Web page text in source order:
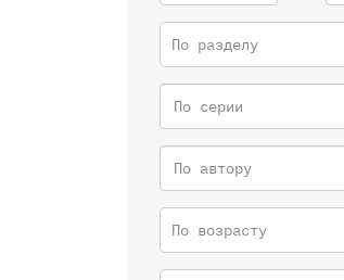
По разделу
По возрасту